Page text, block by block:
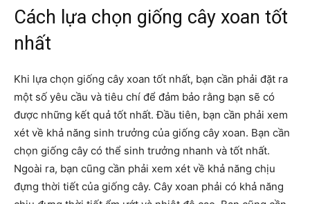
Cách lựa chọn giống cây xoan tốt
nhất
Khi lựa chọn giống cây xoan tốt nhất, bạn cần phải đặt ra
một số yêu cầu và tiêu chí để đảm bảo rằng bạn sẽ có
được những kết quả tốt nhất. Đầu tiên, bạn cần phải xem
xét về khả năng sinh trưởng của giống cây xoan. Bạn cần
chọn giống cây có thể sinh trưởng nhanh và tốt nhất.
Ngoài ra, bạn cũng cần phải xem xét về khả năng chịu
đựng thời tiết của giống cây. Cây xoan phải có khả năng